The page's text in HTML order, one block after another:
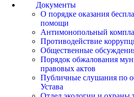
Документы
О порядке оказания
помощи
Антимонопольный
Противодействие
Общественные
Порядок обжалования
правовых актов
Публичные слушания по
Устава